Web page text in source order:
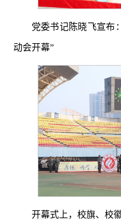
党委书记陈晓飞宣布
动会开幕”
开幕式上，校旗、校